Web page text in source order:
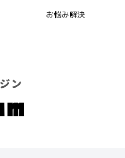
お悩み解決